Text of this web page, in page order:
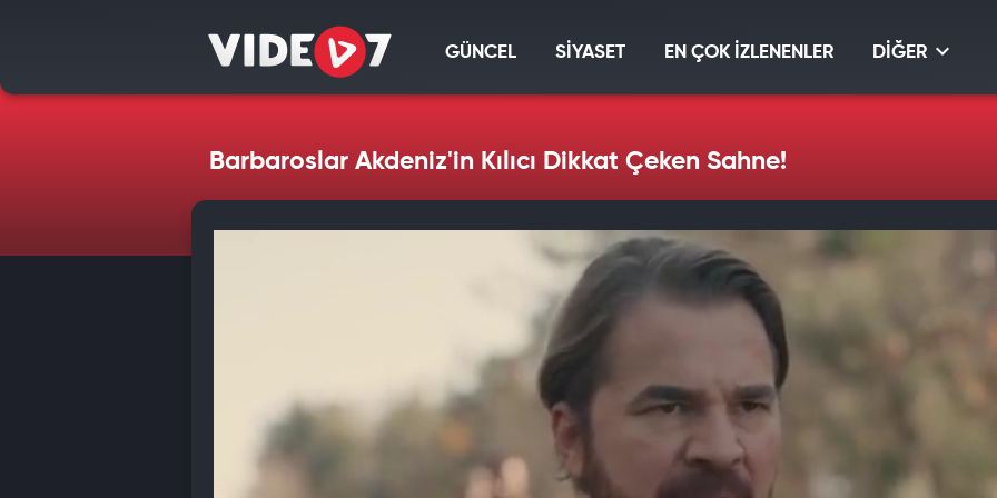
GÜNCEL SİYASET EN ÇOK İZLENENLER DİĞER
Barbaroslar Akdeniz'in Kılıcı Dikkat Çeken Sahne!